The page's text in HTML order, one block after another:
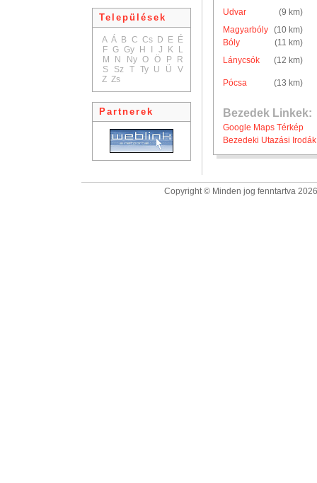
Települések
A Á B C Cs D E É
F G Gy H J K
L
M
N Ny O Ö P
R
S
Sz T Ty U Ü
V
Z Zs
Partnerek
Udvar
(9 km)
Magyarbóly (10 km)
Bóly
(11 km)
Lánycsók
(12 km)
Pócsa (13 km)
Bezedek Linkek:
Google Maps Térkép
Bezedeki Utazási Irodák
Copyright © Minden jog fenntartva